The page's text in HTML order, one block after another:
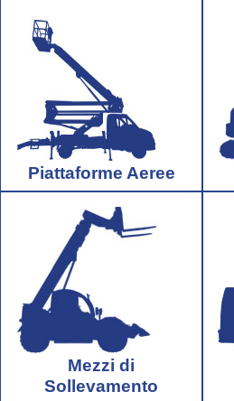
Piattaforme Aeree
Mezzi di
Sollevamento